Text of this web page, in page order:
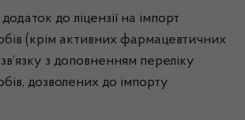
до ліцензії на імпорт
(крім активних фармацевтичних
зв’язку з доповненням переліку
дозволених до імпорту